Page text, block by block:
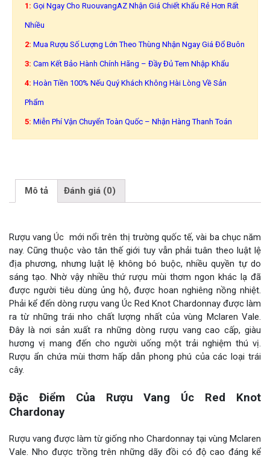
1: Gọi Ngay Cho RuouvangAZ Nhận Giá Chiết Khấu Rẻ Hơn Rất
Nhiều
2: Mua Rượu Số Lượng Lớn Theo Thùng Nhận Ngay Giá Đổ Buôn
3: Cam Kết Bảo Hành Chính Hãng – Đầy Đủ Tem Nhập Khẩu
4: Hoàn Tiền 100% Nếu Quý Khách Không Hài Lòng Về Sản
Phẩm
5: Miễn Phí Vận Chuyển Toàn Quốc – Nhận Hàng Thanh Toán
Mô tả Đánh giá (0)
Rượu vang Úc mới nổi trên thị trường quốc tế, vài ba chục năm
nay. Cũng thuộc vào tân thế giới tuy vẫn phải tuân theo luật lệ
địa phương, nhưng luật lệ không bó buộc, nhiều quyền tự do
sáng tạo. Nhờ vậy nhiều thứ rượu mùi thơm ngon khác lạ đã
được người tiêu dùng ủng hộ, được hoan nghiêng nồng nhiệt.
Phải kể đến dòng rượu vang Úc Red Knot Chardonnay được làm
ra từ những trái nho chất lượng nhất của vùng Mclaren Vale.
Đây là nơi sản xuất ra những dòng rượu vang cao cấp, giàu
hương vị mang đến cho người uống một trải nghiệm thú vị.
Rượu ẩn chứa mùi thơm hấp dẫn phong phú của các loại trái
cây.
Đặc Điểm Của Rượu Vang Úc Red Knot
Chardonay
Rượu vang được làm từ giống nho Chardonnay tại vùng Mclaren
Vale. Nho được trồng trên những dãy đồi có độ cao đáng kể